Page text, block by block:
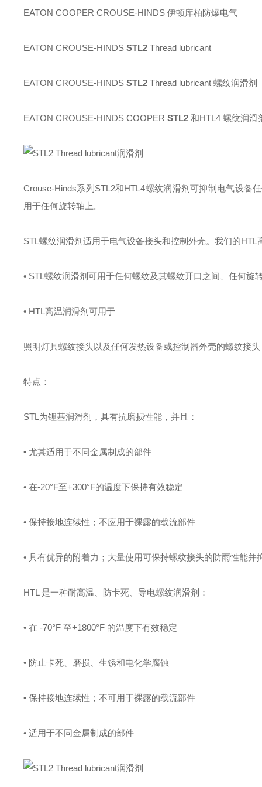
EATON COOPER CROUSE-HINDS 伊顿库柏防爆电气
EATON CROUSE-HINDS STL2 Thread lubricant
EATON CROUSE-HINDS STL2 Thread lubricant 螺纹润滑剂
EATON CROUSE-HINDS COOPER STL2 和HTL4 螺纹润滑
Crouse-Hinds系列STL2和HTL4螺纹润滑剂可抑制电气设备
用于任何旋转轴上。
STL螺纹润滑剂适用于电气设备接头和控制外壳。我们的
• STL螺纹润滑剂可用于任何螺纹及其螺纹开口之间、任何
• HTL高温润滑剂可用于
照明灯具螺纹接头以及任何发热设备或控制器外壳的螺纹接头
特点：
STL为锂基润滑剂，具有抗磨损性能，并且：
• 尤其适用于不同金属制成的部件
• 在-20°F至+300°F的温度下保持有效稳定
• 保持接地连续性；不应用于裸露的载流部件
• 具有优异的附着力；大量使用可保持螺纹接头的防雨性能并
HTL 是一种耐高温、防卡死、导电螺纹润滑剂：
• 在 -70°F 至+1800°F 的温度下有效稳定
• 防止卡死、磨损、生锈和电化学腐蚀
• 保持接地连续性；不可用于裸露的载流部件
• 适用于不同金属制成的部件